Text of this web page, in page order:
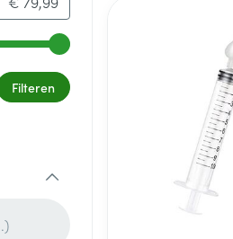
en rechts om de minimale en
Filteren